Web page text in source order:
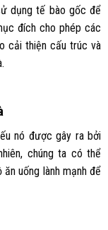
dụng tế bào gốc để
đích cho phép các
cải thiện cấu trúc và
nó được gây ra bởi
chúng ta có thể
uống lành mạnh để